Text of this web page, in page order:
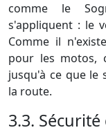
comme le
s'appliquent : le
Comme il
pour les motos,
jusqu'à ce que le
la route.
3.3.